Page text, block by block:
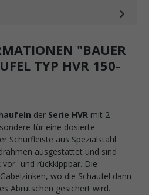
"BAUER
TYP HVR 150-
der Serie HVR mit 2
für eine dosierte
Schürfleiste aus Spezialstahl
ausgestattet und sind
und rückkippbar. Die
wo die Schaufel dann
Abrutschen gesichert wird.